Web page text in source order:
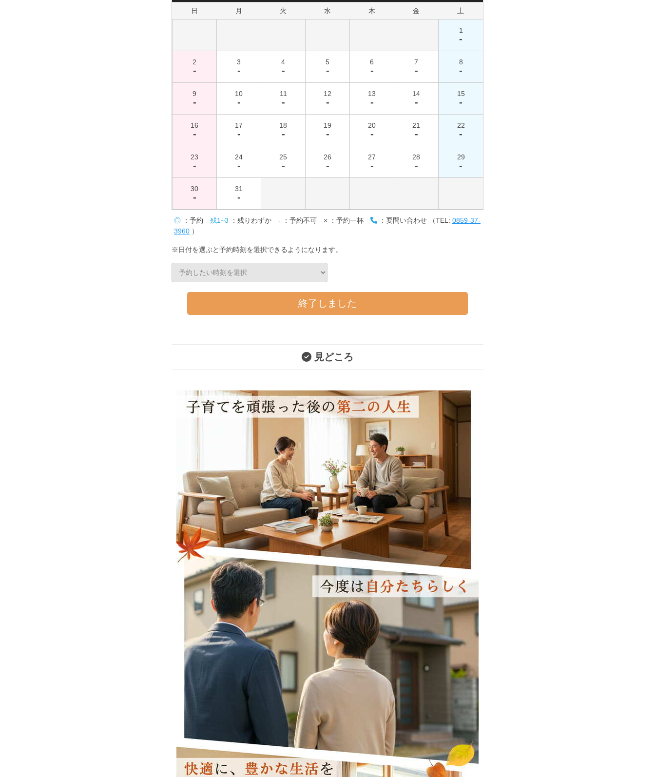
日 月 火 水 木 金 土
1
-
2
-
3
-
4
-
5
-
6
-
7
-
8
-
9
-
10
-
11
-
12
-
13
-
14
-
15
-
16
-
17
-
18
-
19
-
20
-
21
-
22
-
23
-
24
-
25
-
26
-
27
-
28
-
29
-
30
-
31
-
◎ ：予約 残1~3 ：残りわずか - ：予約不可 × ：予約一杯 ：要問い合わせ （TEL: 0859-37-
3960 ）
※日付を選ぶと予約時刻を選択できるようになります。
終了しました
見どころ